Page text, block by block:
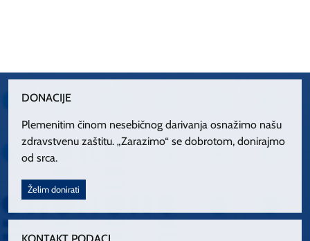
DONACIJE
Plemenitim činom nesebičnog darivanja osnažimo našu
zdravstvenu zaštitu. „Zarazimo“ se dobrotom, donirajmo
od srca.
Želim donirati
KONTAKT PODACI